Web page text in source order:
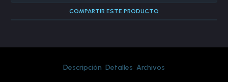
COMPARTIR ESTE PRODUCTO
Descripción Detalles Archivos